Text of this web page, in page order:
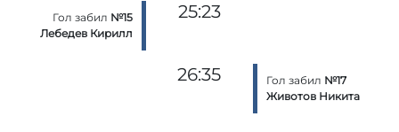
Гол забил №15
Лебедев Кирилл
25:23
26:35 Гол забил №17
Животов Никита